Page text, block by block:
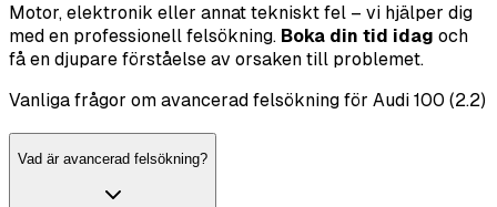
Motor, elektronik eller annat tekniskt fel – vi hjälper dig
med en professionell felsökning. Boka din tid idag och
få en djupare förståelse av orsaken till problemet.
Vanliga frågor om avancerad felsökning för Audi 100 (2.2)
Vad är avancerad felsökning?